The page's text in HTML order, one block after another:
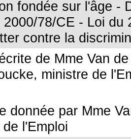
fondée sur l'âge -
2000/78/CE - Loi du
contre la
de Mme Van
ministre de
donnée par Mme
l'Emploi